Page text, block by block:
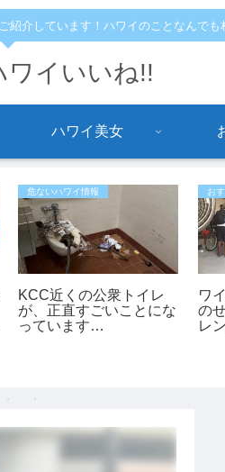
介しています！ハワイのことなんでも
ワイいいね!!
ハワイ美女
危ないハワイ情報
KCC近くの公衆トイレ
が、正直すごいことにな
っています…
お
ワ
の
レ